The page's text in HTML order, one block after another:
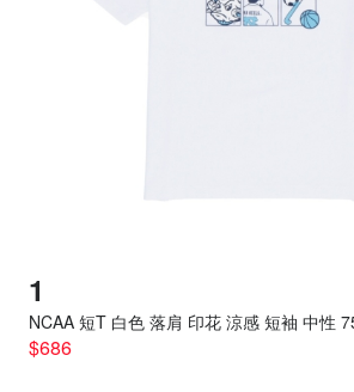
1
NCAA 短T 白色 落肩 印花 涼感 短袖 中性
$686